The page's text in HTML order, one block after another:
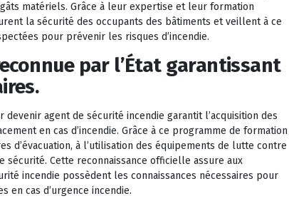
matériels. Grâce à leur expertise et leur formation
la sécurité des occupants des bâtiments et veillent à ce
pour prévenir les risques d’incendie.
par l’État garantissant
agent de sécurité incendie garantit l’acquisition des
en cas d’incendie. Grâce à ce programme de formation
d’évacuation, à l’utilisation des équipements de lutte contre
sécurité. Cette reconnaissance officielle assure aux
incendie possèdent les connaissances nécessaires pour
en cas d’urgence incendie.